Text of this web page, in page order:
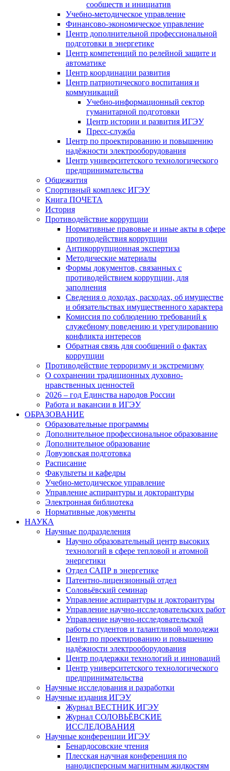
сообществ и инициатив
Учебно-методическое управление
Финансово-экономическое управление
Центр дополнительной профессиональной
подготовки в энергетике
Центр компетенций по релейной защите и
автоматике
Центр координации развития
Центр патриотического воспитания и
коммуникаций
Учебно-информационный сектор
гуманитарной подготовки
Центр истории и развития ИГЭУ
Пресс-служба
Центр по проектированию и повышению
надёжности электрооборудования
Центр университетского технологического
предпринимательства
Общежития
Спортивный комплекс ИГЭУ
Книга ПОЧЕТА
История
Противодействие коррупции
Нормативные правовые и иные акты в сфере
противодействия коррупции
Антикоррупционная экспертиза
Методические материалы
Формы документов, связанных с
противодействием коррупции, для
заполнения
Сведения о доходах, расходах, об имуществе
и обязательствах имущественного характера
Комиссия по соблюдению требований к
служебному поведению и урегулированию
конфликта интересов
Обратная связь для сообщений о фактах
коррупции
Противодействие терроризму и экстремизму
О сохранении традиционных духовно-
нравственных ценностей
2026 – год Единства народов России
Работа и вакансии в ИГЭУ
ОБРАЗОВАНИЕ
Образовательные программы
Дополнительное профессиональное образование
Дополнительное образование
Довузовская подготовка
Расписание
Факультеты и кафедры
Учебно-методическое управление
Управление аспирантуры и докторантуры
Электронная библиотека
Нормативные документы
НАУКА
Научные подразделения
Научно образовательный центр высоких
технологий в сфере тепловой и атомной
энергетики
Отдел САПР в энергетике
Патентно-лицензионный отдел
Соловьёвский семинар
Управление аспирантуры и докторантуры
Управление научно-исследовательских работ
Управление научно-исследовательской
работы студентов и талантливой молодежи
Центр по проектированию и повышению
надёжности электрооборудования
Центр поддержки технологий и инноваций
Центр университетского технологического
предпринимательства
Научные исследования и разработки
Научные издания ИГЭУ
Журнал ВЕСТНИК ИГЭУ
Журнал СОЛОВЬЁВСКИЕ
ИССЛЕДОВАНИЯ
Научные конференции ИГЭУ
Бенардосовские чтения
Плесская научная конференция по
нанодисперсным магнитным жидкостям